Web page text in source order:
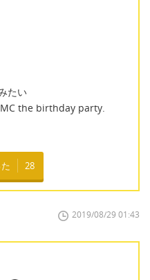
たい
the birthday party.
28
2019/08/29 01:43